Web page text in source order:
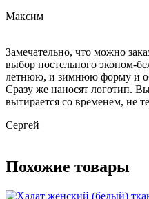
Максим
Замечательно, что можно
выбор постельного эконом-
летнюю, и зимнюю форму и
Сразу же наносят логотип.
вытирается со временем, не
Сергей
Похожие товары